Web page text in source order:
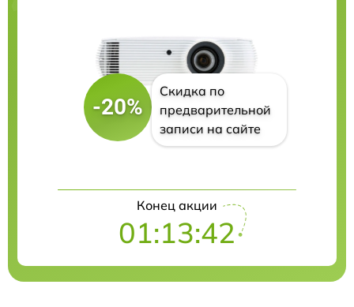
-20%
Скидка по
предварительной
записи на сайте
Конец акции
01:13:42